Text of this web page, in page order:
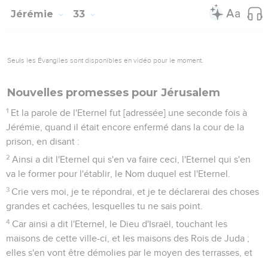
Jérémie 33
Seuls les Évangiles sont disponibles en vidéo pour le moment.
Nouvelles promesses pour Jérusalem
1 Et la parole de l'Eternel fut [adressée] une seconde fois à
Jérémie, quand il était encore enfermé dans la cour de la
prison, en disant :
2 Ainsi a dit l'Eternel qui s'en va faire ceci, l'Eternel qui s'en
va le former pour l'établir, le Nom duquel est l'Eternel.
3 Crie vers moi, je te répondrai, et je te déclarerai des choses
grandes et cachées, lesquelles tu ne sais point.
4 Car ainsi a dit l'Eternel, le Dieu d'Israël, touchant les
maisons de cette ville-ci, et les maisons des Rois de Juda ;
elles s'en vont être démolies par le moyen des terrasses, et